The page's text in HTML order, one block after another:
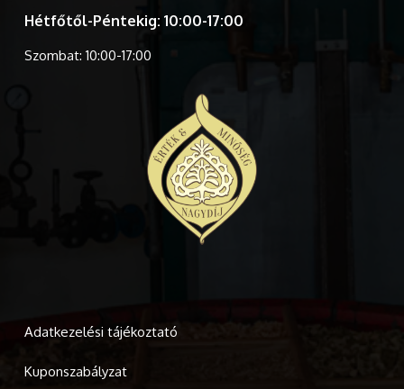
Hétfőtől-Péntekig: 10:00-17:00
Szombat: 10:00-17:00
Adatkezelési tájékoztató
Kuponszabályzat